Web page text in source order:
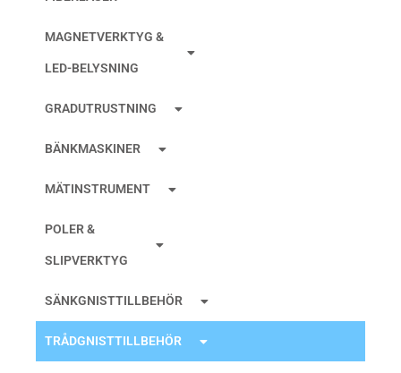
MAGNETVERKTYG &
LED-BELYSNING
GRADUTRUSTNING
BÄNKMASKINER
MÄTINSTRUMENT
POLER &
SLIPVERKTYG
SÄNKGNISTTILLBEHÖR
TRÅDGNISTTILLBEHÖR